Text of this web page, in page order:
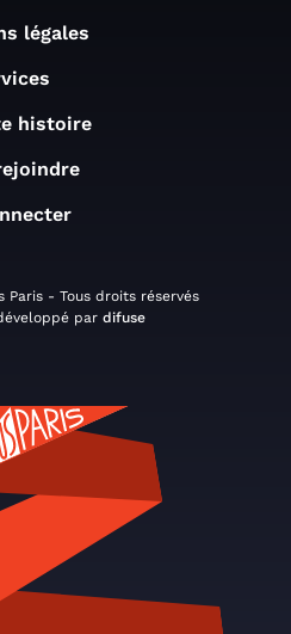
légales
histoire
Paris - Tous droits réservés
par difuse